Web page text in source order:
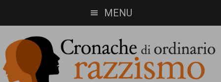
to
main
content
to
footer
MENU